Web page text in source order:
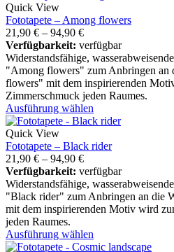
Quick View
Fototapete – Among flowers
21,90 € – 94,90 €
Verfügbarkeit: verfügbar
Widerstandsfähige,
"Among flowers" zum Anbringen an
flowers" mit dem inspirierenden
Zimmerschmuck jeden Raumes.
Ausführung wählen
Quick View
Fototapete – Black rider
21,90 € – 94,90 €
Verfügbarkeit: verfügbar
Widerstandsfähige,
"Black rider" zum Anbringen an die
mit dem inspirierenden Motiv wird
jeden Raumes.
Ausführung wählen